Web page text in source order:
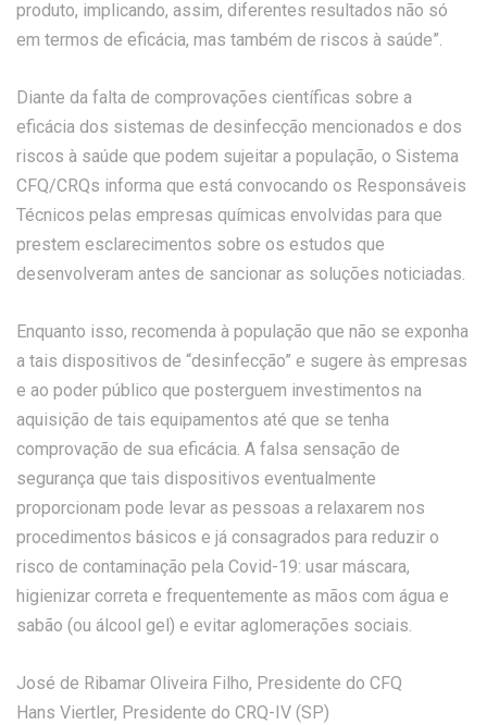
produto, implicando, assim, diferentes resultados não só
em termos de eficácia, mas também de riscos à saúde”.
Diante da falta de comprovações científicas sobre a
eficácia dos sistemas de desinfecção mencionados e dos
riscos à saúde que podem sujeitar a população, o Sistema
CFQ/CRQs informa que está convocando os Responsáveis
Técnicos pelas empresas químicas envolvidas para que
prestem esclarecimentos sobre os estudos que
desenvolveram antes de sancionar as soluções noticiadas.
Enquanto isso, recomenda à população que não se exponha
a tais dispositivos de “desinfecção” e sugere às empresas
e ao poder público que posterguem investimentos na
aquisição de tais equipamentos até que se tenha
comprovação de sua eficácia. A falsa sensação de
segurança que tais dispositivos eventualmente
proporcionam pode levar as pessoas a relaxarem nos
procedimentos básicos e já consagrados para reduzir o
risco de contaminação pela Covid-19: usar máscara,
higienizar correta e frequentemente as mãos com água e
sabão (ou álcool gel) e evitar aglomerações sociais.
José de Ribamar Oliveira Filho, Presidente do CFQ
Hans Viertler, Presidente do CRQ-IV (SP)